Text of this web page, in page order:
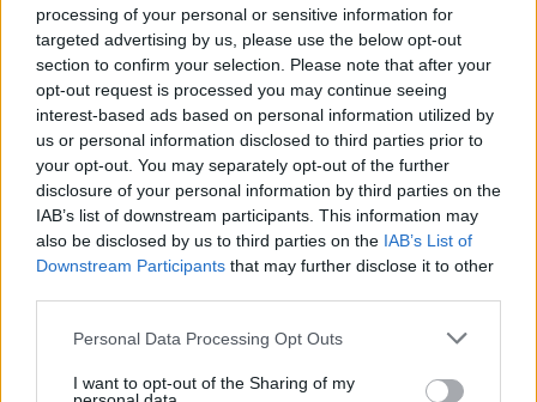
processing of your personal or sensitive information for
targeted advertising by us, please use the below opt-out
section to confirm your selection. Please note that after your
opt-out request is processed you may continue seeing
interest-based ads based on personal information utilized by
us or personal information disclosed to third parties prior to
your opt-out. You may separately opt-out of the further
disclosure of your personal information by third parties on the
IAB’s list of downstream participants. This information may
also be disclosed by us to third parties on the IAB’s List of
Downstream Participants that may further disclose it to other
Please note that this website/app uses one or more Google
not limited to your visit or usage behaviour. You may click to
Personal Data Processing Opt Outs
I want to opt-out of the Sharing of my
Applicazioni pratiche del sale nei dolci
Il sale può essere utilizzato in molteplici modi nella
preparazione dei dolci. Può essere aggiunto alla
crema pasticcera, spolverato sui biscotti appena
sfornati o mescolato in una mousse al cioccolato.
Ogni morso diventa così un’esperienza
indimenticabile, dove la dolcezza è esaltata e i
dessert potrebbe rivelarsi la chiave per sorprendere
i tuoi ospiti e rendere ogni dolce un capolavoro.